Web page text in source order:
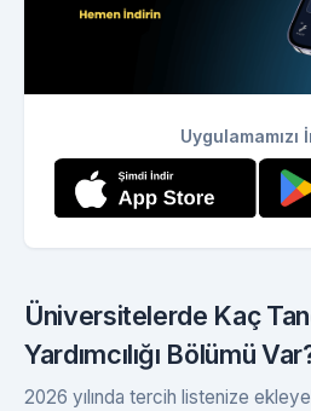
Uygulamamızı
Üniversitelerde Kaç
Yardımcılığı Bölümü
2026 yılında tercih listenize